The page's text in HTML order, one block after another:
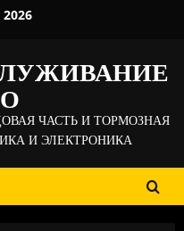
2026
ЧАСТЬ И ТОРМОЗНАЯ
И ЭЛЕКТРОНИКА